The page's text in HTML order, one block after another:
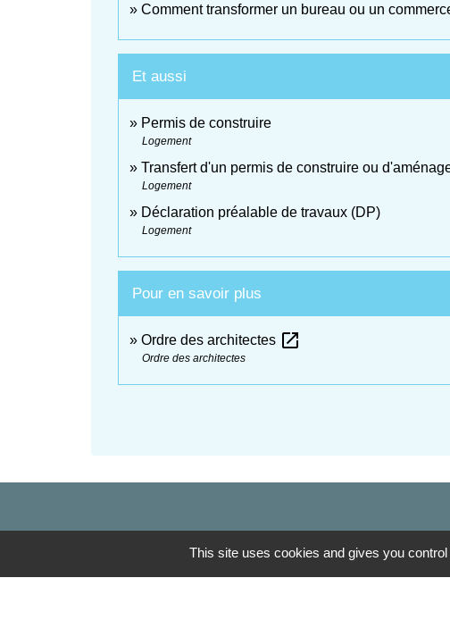
Comment transformer un bureau ou un
Et aussi
Permis de construire
Logement
Transfert d'un permis de construire ou
Logement
Déclaration préalable de travaux (DP)
Logement
Pour en savoir plus
Ordre des architectes open_in_new
Ordre des architectes
This site uses cookies and gives you